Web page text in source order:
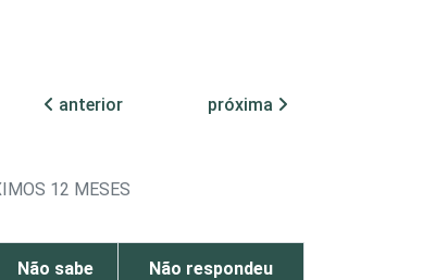
anterior
próxima
12 MESES
Não sabe Não respondeu